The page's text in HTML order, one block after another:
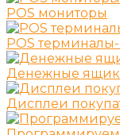
POS мониторы
POS
Денежные
Дисплеи